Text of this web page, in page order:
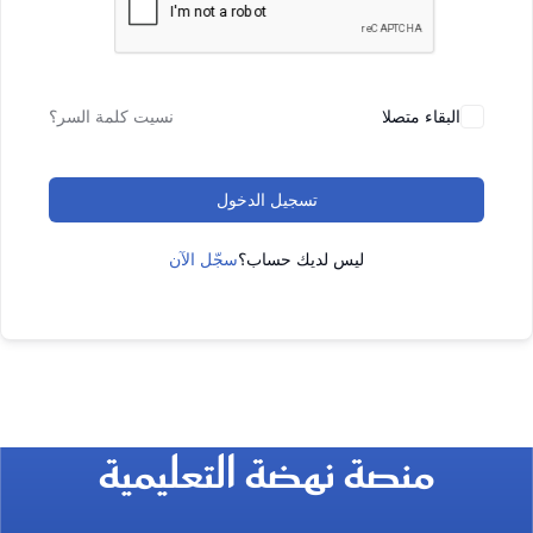
البقاء متصلا نسيت كلمة السر؟
تسجيل الدخول
ليس لديك حساب؟سجّل الآن
منصة نهضة التعليمية